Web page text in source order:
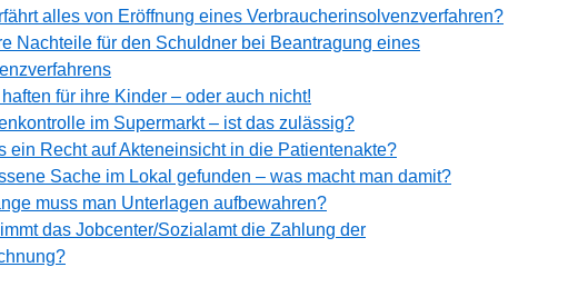
alles von Eröffnung eines Verbraucherinsolvenzverfahren?
Nachteile für den Schuldner bei Beantragung eines
für ihre Kinder – oder auch nicht!
im Supermarkt – ist das zulässig?
ein Recht auf Akteneinsicht in die Patientenakte?
Sache im Lokal gefunden – was macht man damit?
muss man Unterlagen aufbewahren?
das Jobcenter/Sozialamt die Zahlung der